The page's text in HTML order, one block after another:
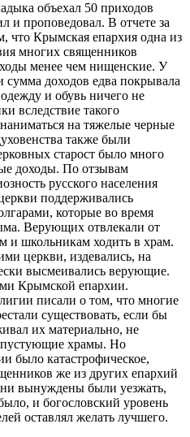
объехал 50 приходов
и проповедовал. В отчете за
что Крымская епархия одна из
многих священников
менее чем нищенские. У
доходов едва покрывала
и обувь ничего не
вследствие такого
на тяжелые черные
также были
старост было много
доходы. По отзывам
русского населения
поддерживались
которые во время
Верующих отвлекали от
и школьникам ходить в храм.
церкви, издевались, на
высмеивались верующие.
Крымской епархии.
писали о том, что многие
существовать, если бы
их материально, не
пустующие храмы. Но
было катастрофическое,
же из других епархий
вынуждены были уезжать,
и богословский уровень
оставлял желать лучшего.